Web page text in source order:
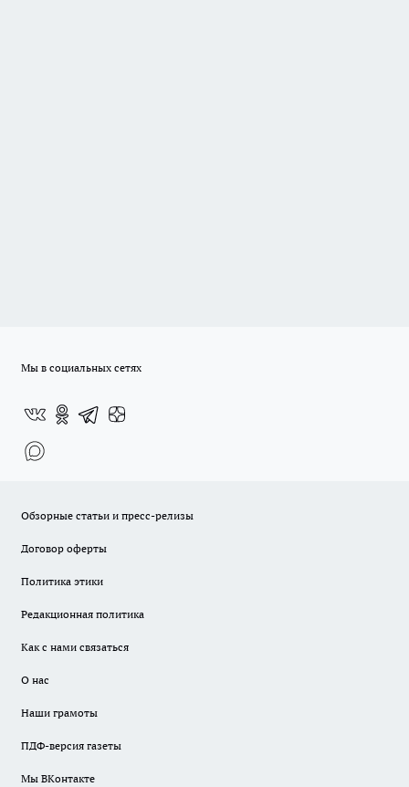
Мы в социальных сетях
Обзорные статьи и пресс-релизы
Договор оферты
Политика этики
Редакционная политика
Как с нами связаться
О нас
Наши грамоты
ПДФ-версия газеты
Мы ВКонтакте